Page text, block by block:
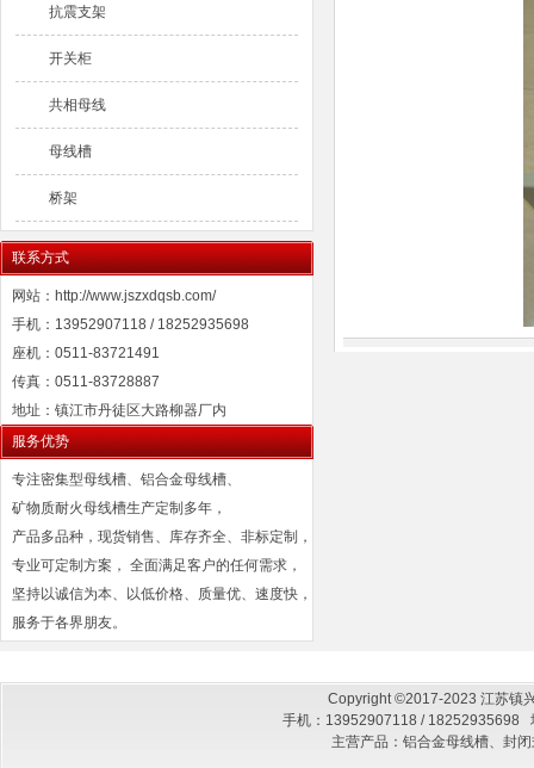
抗震支架
开关柜
共相母线
母线槽
桥架
联系方式
网站：http://www.jszxdqsb.com/
手机：13952907118 / 18252935698
座机：0511-83721491
传真：0511-83728887
地址：镇江市丹徒区大路柳器厂内
服务优势
专注密集型母线槽、铝合金母线槽、
矿物质耐火母线槽生产定制多年，
产品多品种，现货销售、库存齐全、非标定制，
专业可定制方案， 全面满足客户的任何需求，
坚持以诚信为本、以低价格、质量优、速度快，
服务于各界朋友。
Copyright ©2017-2023 江苏镇
手机：13952907118 / 18252935698
主营产品：铝合金母线槽、封